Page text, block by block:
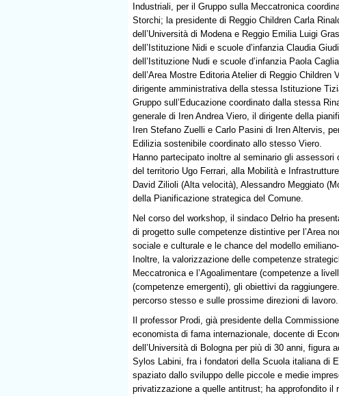
Industriali, per il Gruppo sulla Meccatronica
Storchi; la presidente di Reggio Children Carla
dell’Università di Modena e Reggio Emilia Luigi
dell’Istituzione Nidi e scuole d’infanzia Claudia
dell’Istituzione Nudi e scuole d’infanzia Paola
dell’Area Mostre Editoria Atelier di Reggio Children
dirigente amministrativa della stessa Istituzione
Gruppo sull’Educazione coordinato dalla stessa
generale di Iren Andrea Viero, il dirigente della
Iren Stefano Zuelli e Carlo Pasini di Iren Altervis,
Edilizia sostenibile coordinato allo stesso Viero.
Hanno partecipato inoltre al seminario gli
del territorio Ugo Ferrari, alla Mobilità e
David Zilioli (Alta velocità), Alessandro Meggiato
della Pianificazione strategica del Comune.
Nel corso del workshop, il sindaco Delrio ha
di progetto sulle competenze distintive per l’Area
sociale e culturale e le chance del modello
Inoltre, la valorizzazione delle competenze
Meccatronica e l’Agoalimentare (competenze a
(competenze emergenti), gli obiettivi da
percorso stesso e sulle prossime direzioni di lavoro.
Il professor Prodi, già presidente della
economista di fama internazionale, docente di
dell’Università di Bologna per più di 30 anni,
Sylos Labini, fra i fondatori della Scuola italiana di
spaziato dallo sviluppo delle piccole e medie
privatizzazione a quelle antitrust; ha approfondito